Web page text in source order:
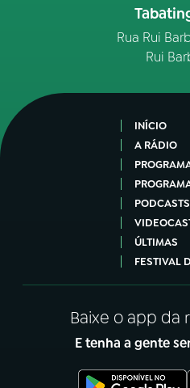
Rua Rui
Rui
INÍCIO
A RÁDIO
PODCASTS
ÚLTIMAS
FESTIVAL
Baixe o app da
E tenha a gente